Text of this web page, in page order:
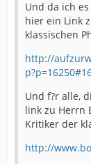
Und da ich
hier ein Link
klassischen
http://
Und f?r alle,
link zu Herrn
Kritiker der
http://